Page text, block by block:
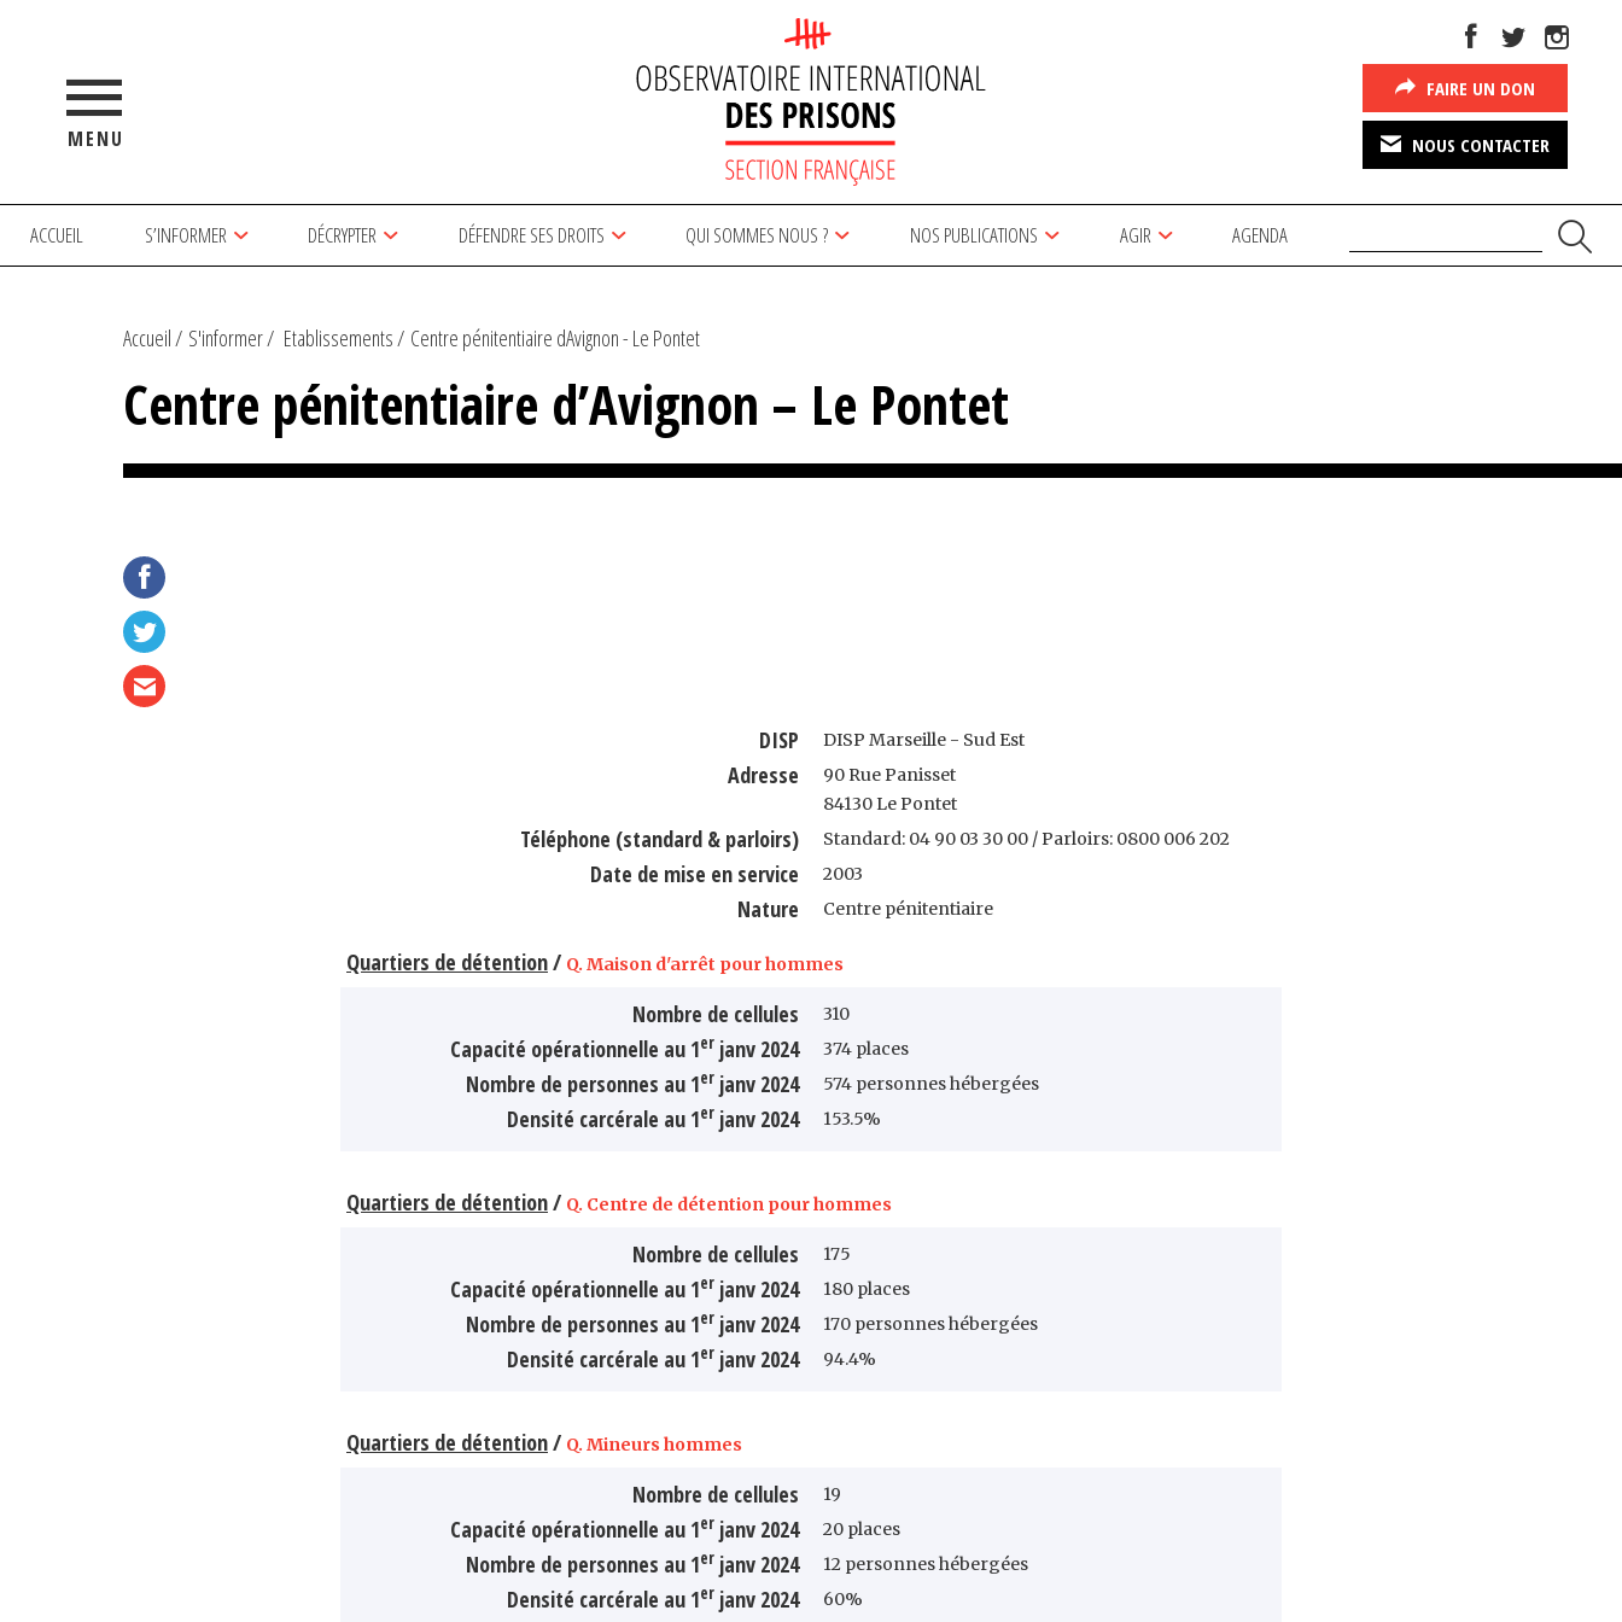
MENU
FAIRE UN DON
NOUS CONTACTER
ACCUEIL S’INFORMER DÉCRYPTER DÉFENDRE SES DROITS QUI SOMMES NOUS ? NOS PUBLICATIONS AGIR AGENDA
Accueil S'informer Etablissements Centre pénitentiaire dAvignon - Le Pontet
Centre pénitentiaire d’Avignon – Le Pontet
DISP DISP Marseille - Sud Est
Adresse
90 Rue Panisset
84130 Le Pontet
Téléphone (standard & parloirs) Standard: 04 90 03 30 00 / Parloirs: 0800 006 202
Date de mise en service 2003
Nature Centre pénitentiaire
Quartiers de détention/ Q. Maison d'arrêt pour hommes
Nombre de cellules 310
Capacité opérationnelle au 1er janv 2024 374 places
Nombre de personnes au 1er janv 2024 574 personnes hébergées
Densité carcérale au 1er janv 2024 153.5%
Quartiers de détention/ Q. Centre de détention pour hommes
Nombre de cellules 175
Capacité opérationnelle au 1er janv 2024 180 places
Nombre de personnes au 1er janv 2024 170 personnes hébergées
Densité carcérale au 1er janv 2024 94.4%
Quartiers de détention/ Q. Mineurs hommes
Nombre de cellules 19
Capacité opérationnelle au 1er janv 2024 20 places
Nombre de personnes au 1er janv 2024 12 personnes hébergées
Densité carcérale au 1er janv 2024 60%